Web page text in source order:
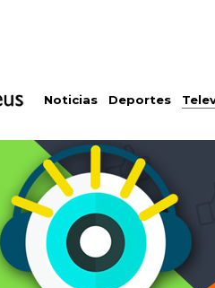
Noticias Deportes